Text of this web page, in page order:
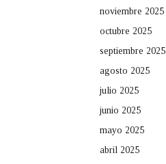
noviembre 2025
octubre 2025
septiembre 2025
agosto 2025
julio 2025
junio 2025
mayo 2025
abril 2025